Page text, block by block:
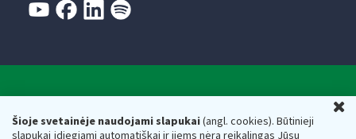
Šioje svetainėje naudojami slapukai(angl. cookies). Būtinieji
slapukai įdiegiami automatiškai ir jiems nėra reikalingas Jūsų
Respublikos finansų ministerijos